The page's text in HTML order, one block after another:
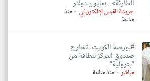
الطارئة».. بمليون دولار
جريدة القبس الإلكتروني -منذ
ساعة
#بورصة الكويت: تخارج
صندوق المركز للطاقة من
"بترولية"
مباشر-منذ ساعة